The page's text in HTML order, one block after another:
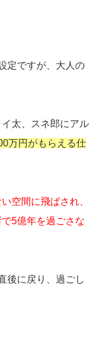
定ですが、大人の
太、スネ郎にアル
万円がもらえる仕
空間に飛ばされ、
5億年を過ごさな
後に戻り、過ごし